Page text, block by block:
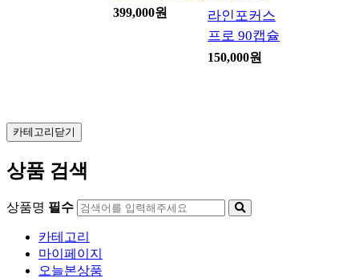
399,000원
라인포커스
프로 90캡슐
150,000원
카테고리닫기
상품 검색
상품명 필수
카테고리
마이페이지
오늘본상품